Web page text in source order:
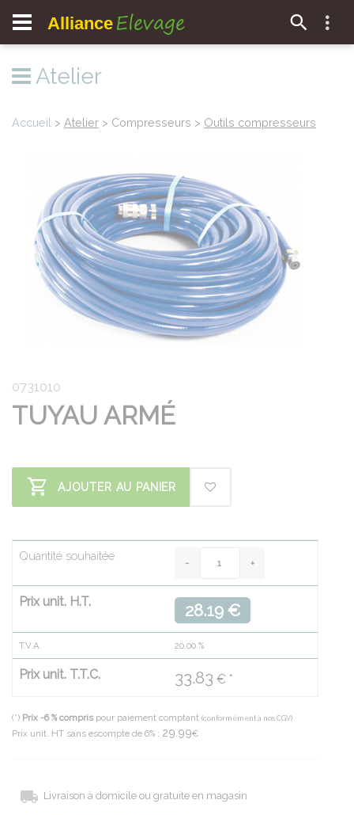
Alliance Elevage
Atelier
Accueil > Atelier > Compresseurs > Outils compresseurs
0731010
TUYAU ARMÉ
AJOUTER AU PANIER
Quantité souhaitée
Prix unit. H.T. 28.19 €
T.V.A. 20.00 %
Prix unit. T.T.C. 33.83 € *
(*) Prix -6 % compris pour paiement comptant (conformément à nos CGV)
Prix unit. HT sans escompte de 6% : 29.99€
Livraison à domicile ou gratuite en magasin